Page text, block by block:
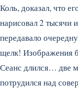
Коль, доказал, что
нарисовал 2 тысячи
передавало
щелк! Изображения
Сеанс длился… две
потрудился над